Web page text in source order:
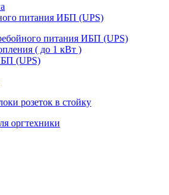
питания ИБП (UPS)
питания ИБП (UPS)
( до 1 кВт )
(UPS)
розеток в стойку
оргтехники